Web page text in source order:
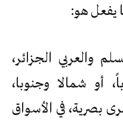
يفعل هو:
والعربي الجزائر،
أو شمالا وجنوبا،
بصرية، في الأسواق